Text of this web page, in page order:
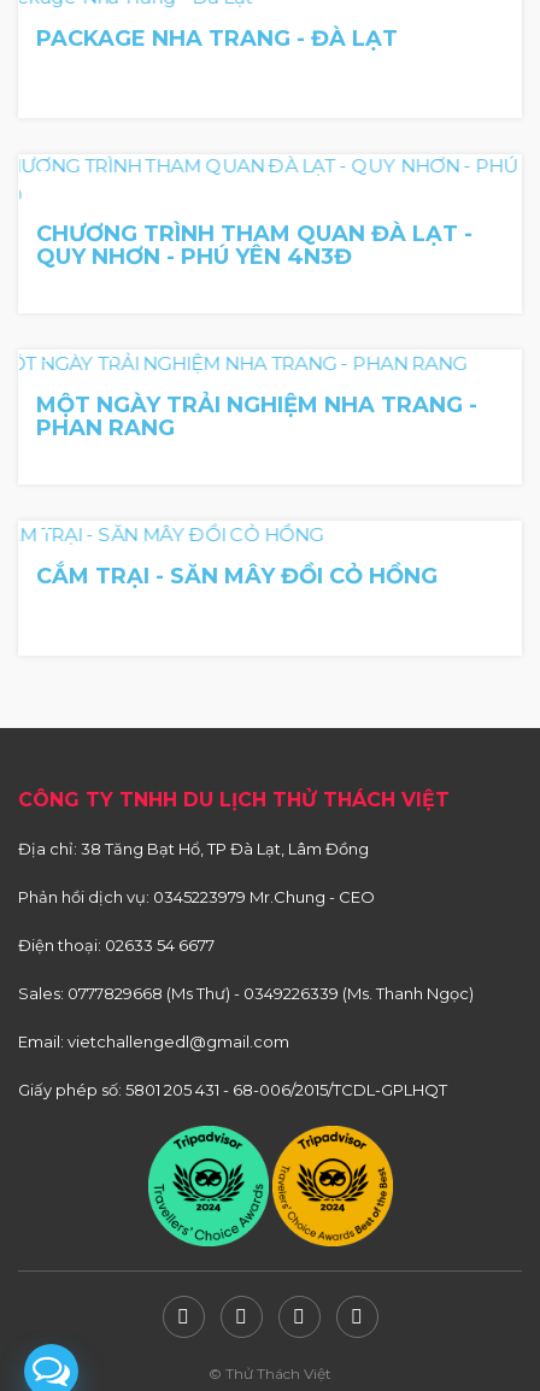
PACKAGE NHA TRANG - ĐÀ LẠT
CHƯƠNG TRÌNH THAM QUAN ĐÀ LẠT -
QUY NHƠN - PHÚ YÊN 4N3Đ
1 day
MỘT NGÀY TRẢI NGHIỆM NHA TRANG -
PHAN RANG
CẮM TRẠI - SĂN MÂY ĐỒI CỎ HỒNG
CÔNG TY TNHH DU LỊCH THỬ THÁCH VIỆT
Địa chỉ: 38 Tăng Bạt Hổ, TP Đà Lạt, Lâm Đồng
Phản hồi dịch vụ: 0345223979 Mr.Chung - CEO
Điện thoại: 02633 54 6677
Sales: 0777829668 (Ms Thư) - 0349226339 (Ms. Thanh Ngọc)
Email: vietchallengedl@gmail.com
Giấy phép số: 5801 205 431 - 68-006/2015/TCDL-GPLHQT
© Thử Thách Việt